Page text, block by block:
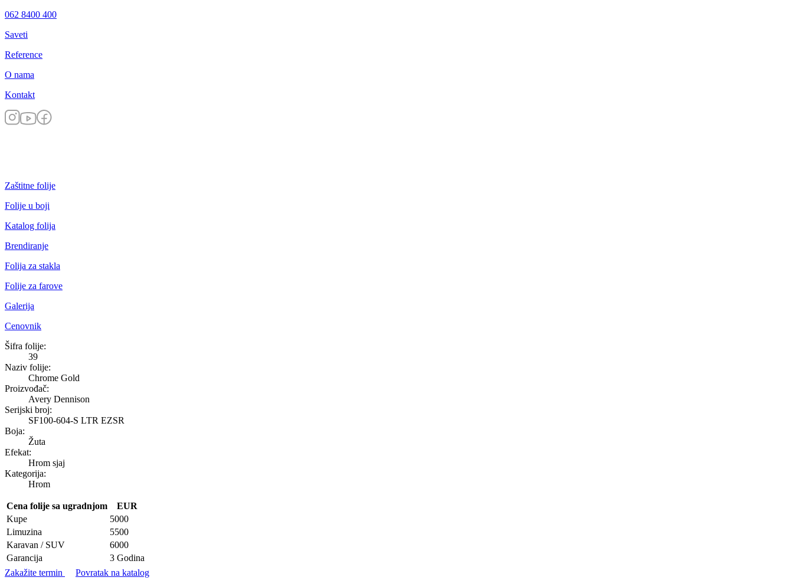
062 8400 400
Saveti
Reference
O nama
Kontakt
Zaštitne folije
Folije u boji
Katalog folija
Brendiranje
Folija za stakla
Folije za farove
Galerija
Cenovnik
Chrome Gold
Šifra folije:
39
Naziv folije:
Chrome Gold
Proizvođač:
Avery Dennison
Serijski broj:
SF100-604-S LTR EZSR
Boja:
Žuta
Efekat:
Hrom sjaj
Kategorija:
Hrom
Cena folije sa ugradnjom
EUR
Kupe
5000
Limuzina
5500
Karavan / SUV
6000
Garancija
3 Godina
Zakažite termin
Povratak na katalog